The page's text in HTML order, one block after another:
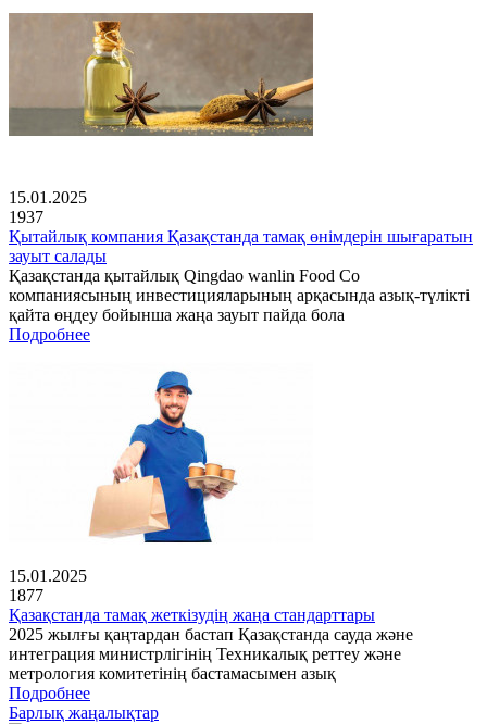
15.01.2025
1937
Қытайлық компания Қазақстанда тамақ өнімдерін шығаратын
зауыт салады
Қазақстанда қытайлық Qingdao wanlin Food Co
компаниясының инвестицияларының арқасында азық-түлікті
қайта өңдеу бойынша жаңа зауыт пайда бола
Подробнее
15.01.2025
1877
Қазақстанда тамақ жеткізудің жаңа стандарттары
2025 жылғы қаңтардан бастап Қазақстанда сауда және
интеграция министрлігінің Техникалық реттеу және
метрология комитетінің бастамасымен азық
Подробнее
Барлық жаңалықтар